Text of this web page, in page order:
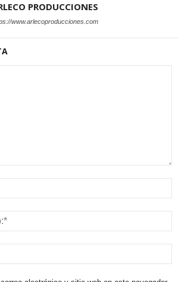
PRODUCCIONES
www.arlecoproducciones.com